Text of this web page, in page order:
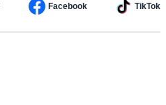
Facebook TikTok